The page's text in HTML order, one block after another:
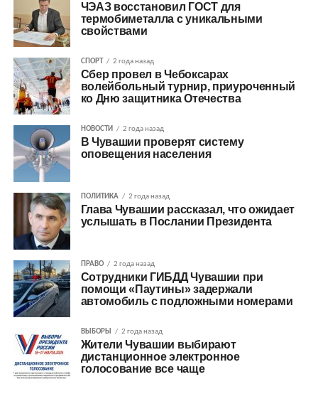
ЧЭАЗ восстановил ГОСТ для
термобиметалла с уникальными
свойствами
СПОРТ 2 года назад
Сбер провел в Чебоксарах
волейбольный турнир, приуроченный
ко Дню защитника Отечества
НОВОСТИ 2 года назад
В Чувашии проверят систему
оповещения населения
ПОЛИТИКА 2 года назад
Глава Чувашии рассказал, что ожидает
услышать в Послании Президента
ПРАВО 2 года назад
Сотрудники ГИБДД Чувашии при
помощи «Паутины» задержали
автомобиль с подложными номерами
ВЫБОРЫ 2 года назад
Жители Чувашии выбирают
дистанционное электронное
голосование все чаще